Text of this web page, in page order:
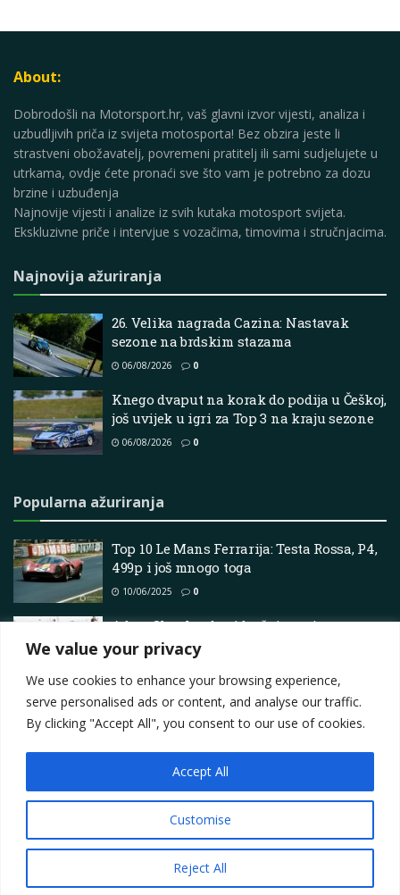
We value your privacy
We use cookies to enhance your browsing experience,
serve personalised ads or content, and analyse our traffic.
By clicking "Accept All", you consent to our use of cookies.
Customise
Reject All
Accept All
About:
Dobrodošli na Motorsport.hr, vaš glavni izvor vijesti, analiza i
uzbudljivih priča iz svijeta motosporta! Bez obzira jeste li
strastveni obožavatelj, povremeni pratitelj ili sami sudjelujete u
utrkama, ovdje ćete pronaći sve što vam je potrebno za dozu
brzine i uzbuđenja
Najnovije vijesti i analize iz svih kutaka motosport svijeta.
Ekskluzivne priče i intervjue s vozačima, timovima i stručnjacima.
Najnovija ažuriranja
26. Velika nagrada Cazina: Nastavak
sezone na brdskim stazama
06/08/2026 0
Knego dvaput na korak do podija u Češkoj,
još uvijek u igri za Top 3 na kraju sezone
06/08/2026 0
Popularna ažuriranja
Top 10 Le Mans Ferrarija: Testa Rossa, P4,
499p i još mnogo toga
10/06/2025 0
Adam Shepherd pridružuje se timu
Motorsport za sezonu TCR UK 2025.
Contact
Privacy Policy
Terms Marketing i oglašavanje